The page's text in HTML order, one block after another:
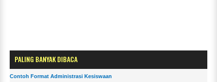
PALING BANYAK DIBACA
Contoh Format Administrasi Kesiswaan